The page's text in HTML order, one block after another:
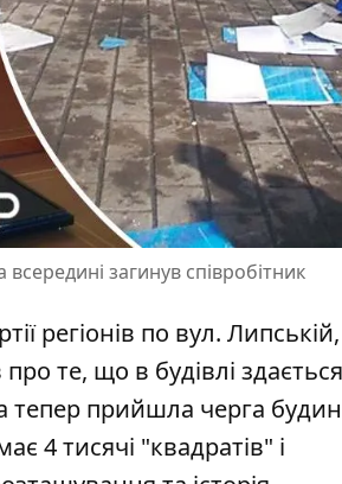
загинув співробітник
регіонів по вул.
те, що в будівлі
тепер прийшла черга
4 тисячі "квадратів" і